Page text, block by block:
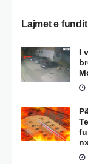
Lajmet e fundit
I